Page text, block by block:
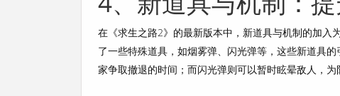
在《求生之路2》的最新版本中，新道具与机制的加入
了一些特殊道具，如烟雾弹、闪光弹等，这些新道具
家争取撤退的时间；而闪光弹则可以暂时眩晕敌人，为